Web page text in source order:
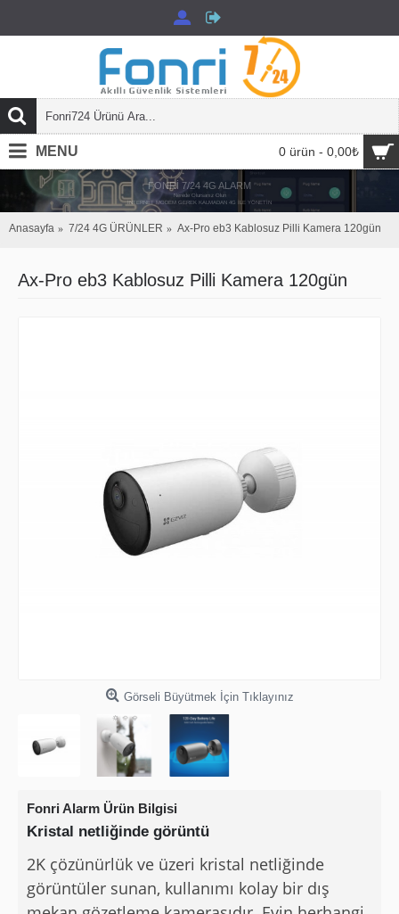
0 ürün - 0,00₺
MENU
Nerede Olursanız Olun
İNTERNET MODEM GEREK KALMADAN 4G İLE YÖNETİN
FONRİ 7/24 4G ALARM
Anasayfa 7/24 4G ÜRÜNLER Ax-Pro eb3 Kablosuz Pilli Kamera 120gün
Ax-Pro eb3 Kablosuz Pilli Kamera 120gün
Görseli Büyütmek İçin Tıklayınız
Fonri Alarm Ürün Bilgisi
Kristal netliğinde görüntü
2K çözünürlük ve üzeri kristal netliğinde
görüntüler sunan, kullanımı kolay bir dış